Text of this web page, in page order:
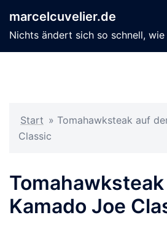
Inhalt
springen
marcelcuvelier.de
Nichts ändert sich so schnell, wie
Start » Tomahawksteak auf
Classic
Kamado Joe